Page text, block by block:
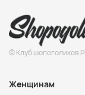
© Клуб шопоголиков
Женщинам